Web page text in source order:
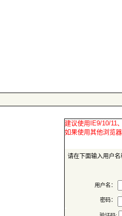
请在下面输入用户名
用户名：
密码：